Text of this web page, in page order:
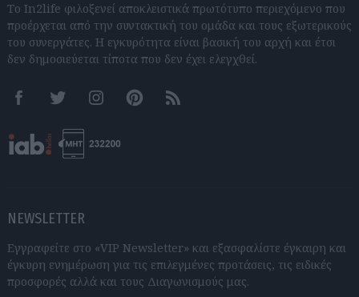
Το In2life φιλοξενεί αποκλειστικά πρωτότυπο περιεχόμενο που
προέρχεται από την συντακτική του ομάδα και τους εξωτερικούς
του συνεργάτες. Η εγκυρότητα είναι βασική του αρχή και έτσι
δεν δημοσιεύεται τίποτα που δεν έχει ελεγχθεί.
FacebookTwitter InstagramPinterestRSS feeds
NEWSLETTER
Εγγραφείτε στο «VIP Newsletter» και εξασφαλίστε έγκαιρη και
έγκυρη ενημέρωση για τις επιλεγμένες προτάσεις, τις ειδικές
προσφορές αλλά και τους Διαγωνισμούς μας.